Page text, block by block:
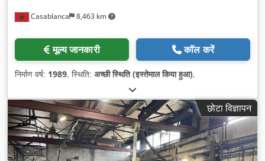
Casablanca 8,463 km
मूल्य जानकारी कॉल करें
निर्माण वर्ष: 1989, स्थिति: अच्छी स्थिति (इस्तेमाल किया हुआ),
छोटा विज्ञापन